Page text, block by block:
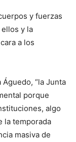
y fuerzas
y la
a los
“la Junta
porque
algo
la temporada
masiva de